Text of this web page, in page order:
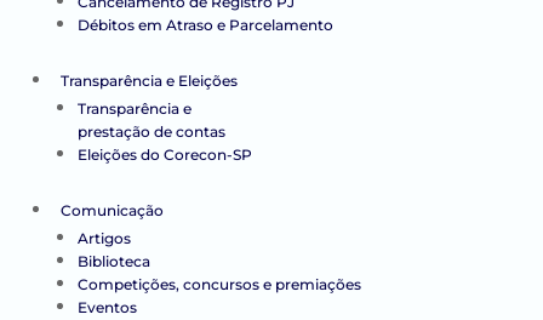
Débitos em Atraso e Parcelamento
Transparência e Eleições
Transparência e
prestação de contas
Eleições do Corecon-SP
Comunicação
Artigos
Biblioteca
Competições, concursos e premiações
Eventos